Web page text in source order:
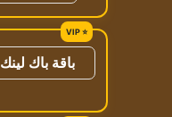
باقة باك لينك